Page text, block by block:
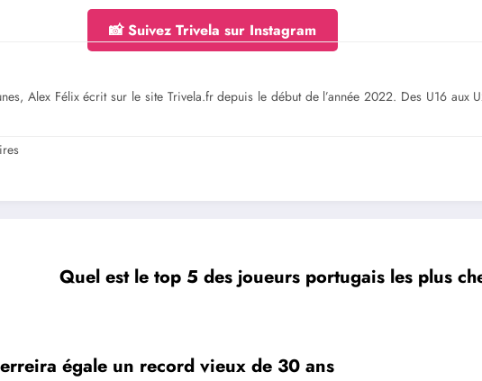
📸 Suivez Trivela sur Instagram
Alex Félix écrit sur le site Trivela.fr depuis le début de l’année 2022. Des U16 aux
Quel est le top 5 des joueurs portugais les plus
égale un record vieux de 30 ans